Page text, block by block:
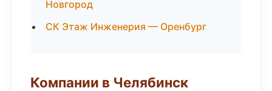
Новгород
СК Этаж Инженерия — Оренбург
Компании в Челябинск